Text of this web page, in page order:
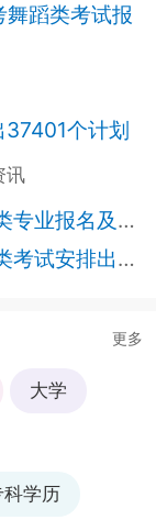
蹈类考试报
37401个计划
讯
名及考试安排
试安排出炉
更多
大学
学历